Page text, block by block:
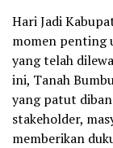
Hari Jadi
momen penting
yang telah
ini, Tanah
yang patut
stakeholder,
memberikan